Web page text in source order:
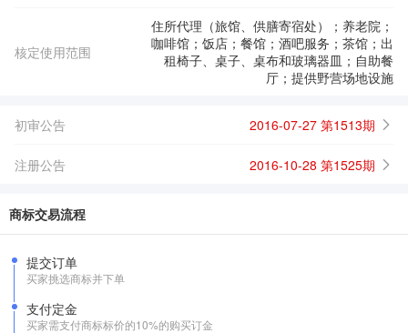
核定使用范围
住所代理（旅馆、供膳寄宿处）；养老院；
咖啡馆；饭店；餐馆；酒吧服务；茶馆；出
租椅子、桌子、桌布和玻璃器皿；自助餐
厅；提供野营场地设施
初审公告 2016-07-27 第1513期
注册公告 2016-10-28 第1525期
商标交易流程
提交订单
买家挑选商标并下单
支付定金
买家需支付商标标价的10%的购买订金